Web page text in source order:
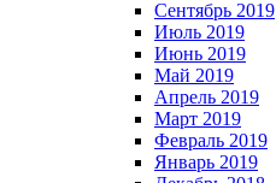
Сентябрь 2019
Июль 2019
Июнь 2019
Май 2019
Апрель 2019
Март 2019
Февраль 2019
Январь 2019